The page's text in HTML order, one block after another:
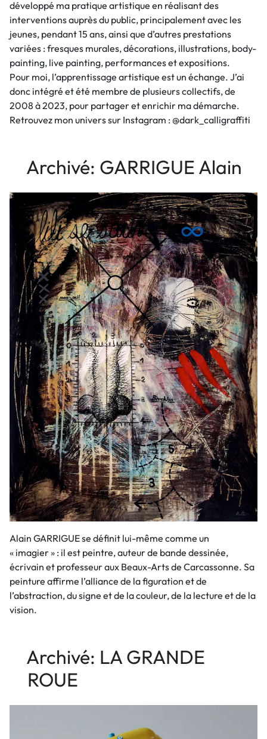
développé ma pratique artistique en réalisant des
interventions auprès du public, principalement avec les
jeunes, pendant 15 ans, ainsi que d’autres prestations
variées : fresques murales, décorations, illustrations, body-
painting, live painting, performances et expositions.
Pour moi, l’apprentissage artistique est un échange. J’ai
donc intégré et été membre de plusieurs collectifs, de
2008 à 2023, pour partager et enrichir ma démarche.
Retrouvez mon univers sur Instagram : @dark_calligraffiti
Archivé: GARRIGUE Alain
Alain GARRIGUE se définit lui-même comme un
« imagier » : il est peintre, auteur de bande dessinée,
écrivain et professeur aux Beaux-Arts de Carcassonne. Sa
peinture affirme l’alliance de la figuration et de
l’abstraction, du signe et de la couleur, de la lecture et de la
vision.
Archivé: LA GRANDE
ROUE